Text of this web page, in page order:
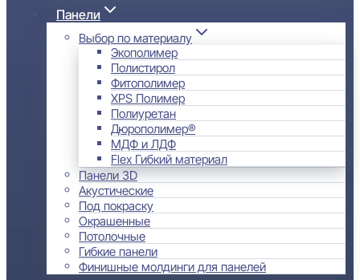
Панели
Выбор по материалу
Экополимер
Полистирол
Фитополимер
XPS Полимер
Полиуретан
Дюрополимер®
МДФ и ЛДФ
Flex Гибкий материал
Панели 3D
Акустические
Под покраску
Окрашенные
Потолочные
Гибкие панели
Финишные молдинги для панелей